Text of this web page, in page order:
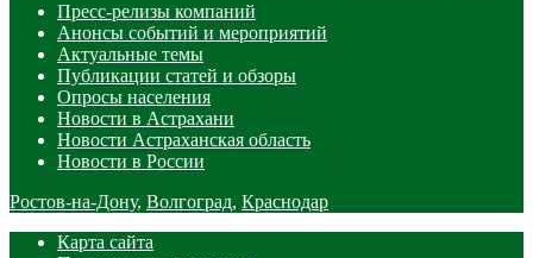
Пресс-релизы компаний
Анонсы событий и мероприятий
Актуальные темы
Публикации статей и обзоры
Опросы населения
Новости в Астрахани
Новости Астраханская область
Новости в России
Ростов-на-Дону, Волгоград, Краснодар
Карта сайта